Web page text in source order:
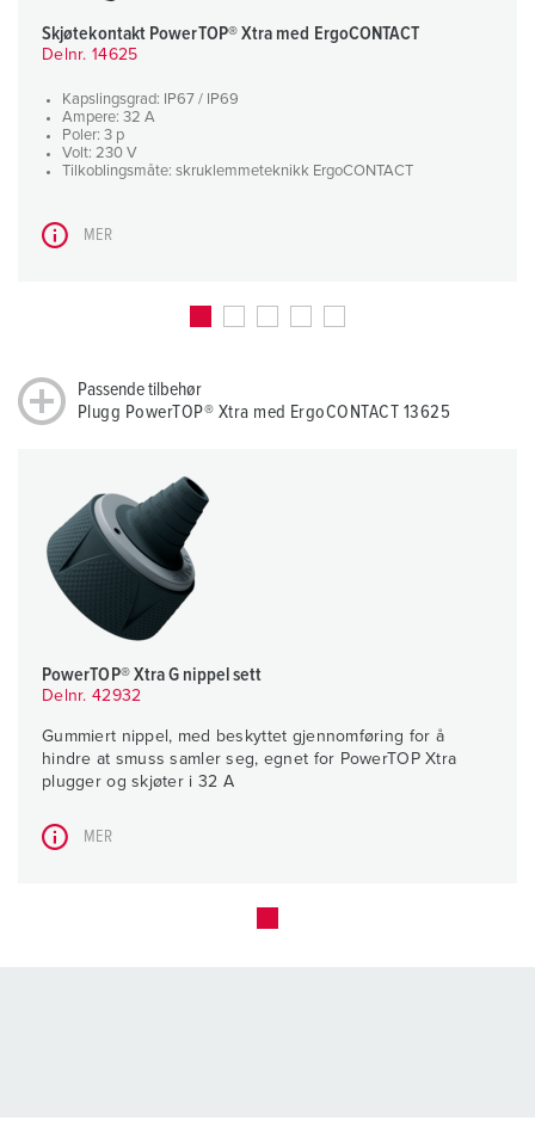
Skjøtekontakt PowerTOP® Xtra med ErgoCONTACT
Delnr. 14625
Kapslingsgrad: IP67 / IP69
Ampere: 32 A
Poler: 3 p
Volt: 230 V
Tilkoblingsmåte: skruklemmeteknikk ErgoCONTACT
MER
Passende tilbehør
Plugg PowerTOP® Xtra med ErgoCONTACT 13625
PowerTOP® Xtra G nippel sett
Delnr. 42932
Gummiert nippel, med beskyttet gjennomføring for å
hindre at smuss samler seg, egnet for PowerTOP Xtra
plugger og skjøter i 32 A
MER